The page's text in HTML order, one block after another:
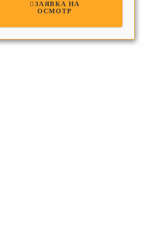
ЗАЯВКА НА
ОСМОТР